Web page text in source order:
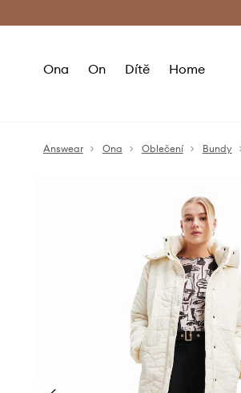
Ona On Dítě Home
Answear Ona Oblečení Bundy